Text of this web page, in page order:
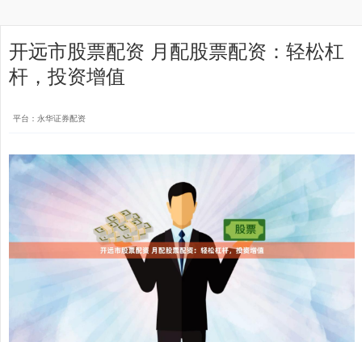
开远市股票配资 月配股票配资：轻松杠
杆，投资增值
平台：永华证券配资